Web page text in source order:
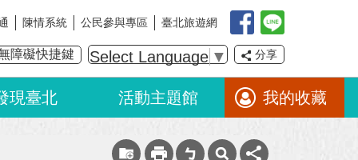
陳情系統 公民參與專區 臺北旅遊網
障礙快捷鍵 Select Language ▼ 分享
現臺北 活動主題館 我的收藏